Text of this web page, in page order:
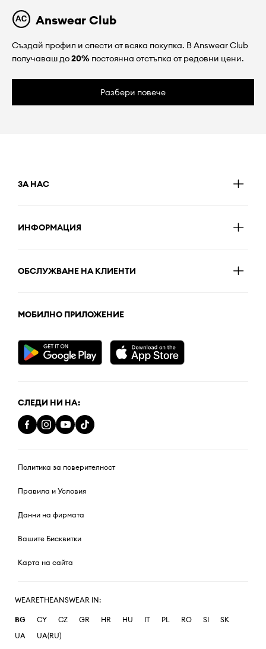
Answear Club
Създай профил и спести от всяка покупка. В Answear Club
получаваш до20% постоянна отстъпка от редовни цени.
Разбери повече
ЗА НАС
ИНФОРМАЦИЯ
ОБСЛУЖВАНЕ НА КЛИЕНТИ
МОБИЛНО ПРИЛОЖЕНИЕ
СЛЕДИ НИ НА:
Политика за поверителност
Правила и Условия
Данни на фирмата
Вашите Бисквитки
Карта на сайта
WEARETHEANSWEAR IN:
BG CY CZ GR HR HU IT PL RO SI
SK
UA
UA(RU)